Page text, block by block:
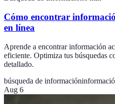
Cómo encontrar
en línea
Aprende a encontrar información
eficiente. Optimiza tus búsquedas
detallado.
búsqueda de información
Aug 6